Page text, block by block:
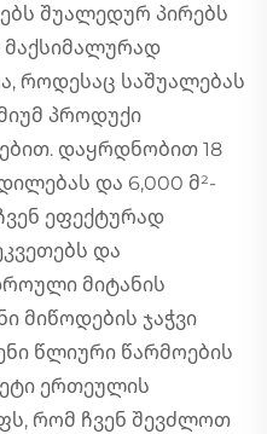
შუალედურ პირებს
მაქსიმალურად
როდესაც საშუალებას
პროდუქი
დაყრდნობით 18
და 6,000 მ²-
ეფექტურად
და
მიტანის
მიწოდების ჯაჭვი
წლიური წარმოების
ერთეულის
რომ ჩვენ შევძლოთ